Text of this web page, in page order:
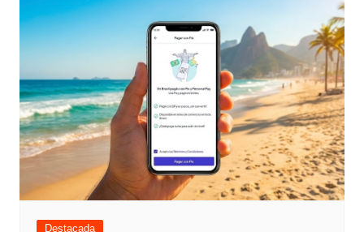
Destacada